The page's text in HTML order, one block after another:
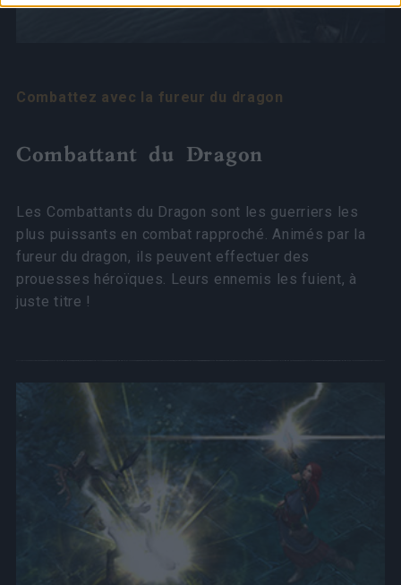
Combattez avec la fureur du dragon
Combattant du Dragon
Les Combattants du Dragon sont les guerriers les
plus puissants en combat rapproché. Animés par la
fureur du dragon, ils peuvent effectuer des
prouesses héroïques. Leurs ennemis les fuient, à
juste titre !